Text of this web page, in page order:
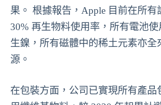
果。 根據報告，Apple 目前在所有
30% 再生物料使用率，所有電池
生鎳，所有磁體中的稀土元素亦全
源。
在包裝方面，公司已實現所有產品